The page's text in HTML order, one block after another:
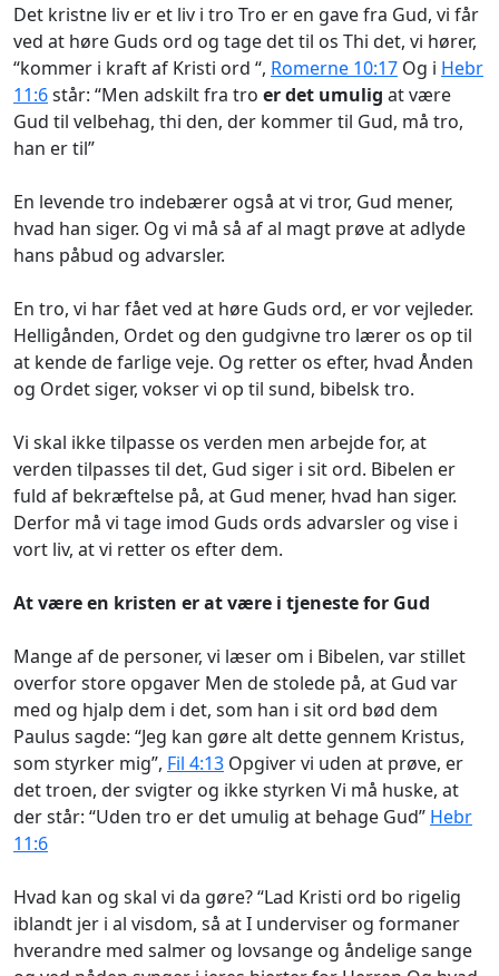
Det kristne liv er et liv i tro Tro er en gave fra Gud, vi får
ved at høre Guds ord og tage det til os Thi det, vi hører,
“kommer i kraft af Kristi ord “, Romerne 10:17 Og i Hebr
11:6står: “Men adskilt fra tro er det umulig at være
Gud til velbehag, thi den, der kommer til Gud, må tro,
han er til”
En levende tro indebærer også at vi tror, Gud mener,
hvad han siger. Og vi må så af al magt prøve at adlyde
hans påbud og advarsler.
En tro, vi har fået ved at høre Guds ord, er vor vejleder.
Helligånden, Ordet og den gudgivne tro lærer os op til
at kende de farlige veje. Og retter os efter, hvad Ånden
og Ordet siger, vokser vi op til sund, bibelsk tro.
Vi skal ikke tilpasse os verden men arbejde for, at
verden tilpasses til det, Gud siger i sit ord. Bibelen er
fuld af bekræftelse på, at Gud mener, hvad han siger.
Derfor må vi tage imod Guds ords advarsler og vise i
vort liv, at vi retter os efter dem.
At være en kristen er at være i tjeneste for Gud
Mange af de personer, vi læser om i Bibelen, var stillet
overfor store opgaver Men de stolede på, at Gud var
med og hjalp dem i det, som han i sit ord bød dem
Paulus sagde: “Jeg kan gøre alt dette gennem Kristus,
som styrker mig”, Fil 4:13 Opgiver vi uden at prøve, er
det troen, der svigter og ikke styrken Vi må huske, at
der står: “Uden tro er det umulig at behage Gud” Hebr
11:6
Hvad kan og skal vi da gøre? “Lad Kristi ord bo rigelig
iblandt jer i al visdom, så at I underviser og formaner
hverandre med salmer og lovsange og åndelige sange